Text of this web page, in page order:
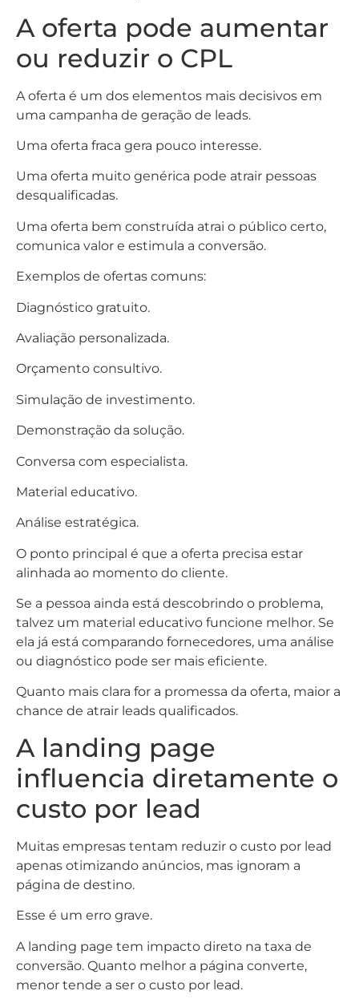
A oferta pode aumentar
ou reduzir o CPL
A oferta é um dos elementos mais decisivos em
uma campanha de geração de leads.
Uma oferta fraca gera pouco interesse.
Uma oferta muito genérica pode atrair pessoas
desqualificadas.
Uma oferta bem construída atrai o público certo,
comunica valor e estimula a conversão.
Exemplos de ofertas comuns:
Diagnóstico gratuito.
Avaliação personalizada.
Orçamento consultivo.
Simulação de investimento.
Demonstração da solução.
Conversa com especialista.
Material educativo.
Análise estratégica.
O ponto principal é que a oferta precisa estar
alinhada ao momento do cliente.
Se a pessoa ainda está descobrindo o problema,
talvez um material educativo funcione melhor. Se
ela já está comparando fornecedores, uma análise
ou diagnóstico pode ser mais eficiente.
Quanto mais clara for a promessa da oferta, maior a
chance de atrair leads qualificados.
A landing page
influencia diretamente o
custo por lead
Muitas empresas tentam reduzir o custo por lead
apenas otimizando anúncios, mas ignoram a
página de destino.
Esse é um erro grave.
A landing page tem impacto direto na taxa de
conversão. Quanto melhor a página converte,
menor tende a ser o custo por lead.